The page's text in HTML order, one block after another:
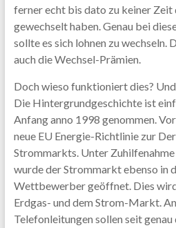
ferner echt bis dato zu keiner
gewechselt haben. Genau bei
sollte es sich lohnen zu wechseln.
auch die Wechsel-Prämien.
Doch wieso funktioniert dies?
Die Hintergrundgeschichte ist
Anfang anno 1998 genommen.
neue EU Energie-Richtlinie zur
Strommarkts. Unter
wurde der Strommarkt ebenso in
Wettbewerber geöffnet. Dies
Erdgas- und dem Strom-Markt.
Telefonleitungen sollen seit